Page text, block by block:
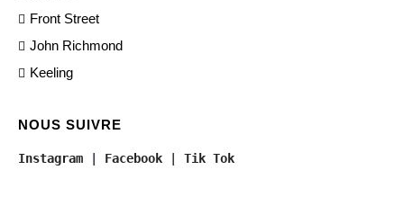
Front Street
John Richmond
Keeling
NOUS SUIVRE
Instagram | Facebook | Tik Tok